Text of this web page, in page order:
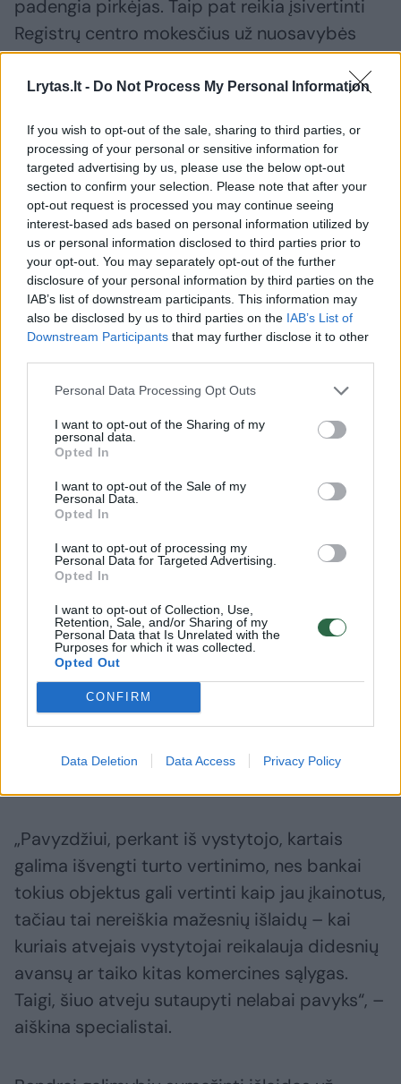
Lrytas.lt - Do Not Process My Personal Information
If you wish to opt-out of the sale, sharing to third parties, or
processing of your personal or sensitive information for
targeted advertising by us, please use the below opt-out
section to confirm your selection. Please note that after your
opt-out request is processed you may continue seeing
interest-based ads based on personal information utilized by
us or personal information disclosed to third parties prior to
your opt-out. You may separately opt-out of the further
disclosure of your personal information by third parties on the
IAB’s list of downstream participants. This information may
also be disclosed by us to third parties on the IAB’s List of
Downstream Participants that may further disclose it to other
Personal Data Processing Opt Outs
I want to opt-out of the Sharing of my
personal data.
Opted In
I want to opt-out of the Sale of my
Personal Data.
Opted In
I want to opt-out of processing my
Personal Data for Targeted Advertising.
Opted In
I want to opt-out of Collection, Use,
Retention, Sale, and/or Sharing of my
Personal Data that Is Unrelated with the
Purposes for which it was collected.
Opted Out
CONFIRM
Data Deletion Data Access Privacy Policy
padengia pirkėjas. Taip pat reikia įsivertinti
Registrų centro mokesčius už nuosavybės
įregistravimą.
išlaidų padaugėja – prie notaro mokesčių
prisideda turto vertinimas, kuris vidutiniškai
kainuoja 200–300 eurų su PVM.
„Be to, kai būstas perkamas su paskola,
prisideda hipotekos mokesčiai, mokesčiai už
banko paslaugas ar kitos administracinės
išlaidos. Jei paskola imama iš kredito unijos,
dažnu atveju tenka susimokėti „pajų“ –
vienkartinį narystės mokestį. Visa tai
padengia pirkėjas“, – dalijasi įmonės „Prime
NT LT“ brokerė.
Papildomos išlaidos – visur vienodos,
mokesčiai, kaip dauguma kitų paslaugų,
didesniuose ir mažesniuose miestuose
skiriasi, iš tiesų jų dydis nuo to nepriklauso –
jie vienodai taikomi tiek Vilniuje, tiek
mažesniuose miestuose. Visgi, situacija gali
keistis priklausomai nuo to, iš ko perkamas
„Pavyzdžiui, perkant iš vystytojo, kartais
galima išvengti turto vertinimo, nes bankai
tokius objektus gali vertinti kaip jau įkainotus,
tačiau tai nereiškia mažesnių išlaidų – kai
kuriais atvejais vystytojai reikalauja didesnių
avansų ar taiko kitas komercines sąlygas.
Taigi, šiuo atveju sutaupyti nelabai pavyks“, –
aiškina specialistai.